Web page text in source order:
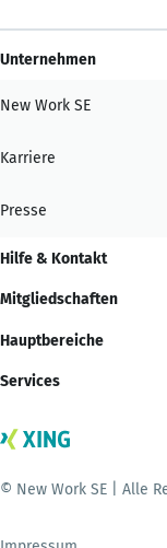
Unternehmen
New Work SE
Karriere
Presse
Hilfe & Kontakt
Mitgliedschaften
Hauptbereiche
Services
© New Work SE | Alle